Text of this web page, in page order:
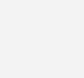
2007 führt
der BAUMETALL. Mit
beeindruckenden
erscheinenden